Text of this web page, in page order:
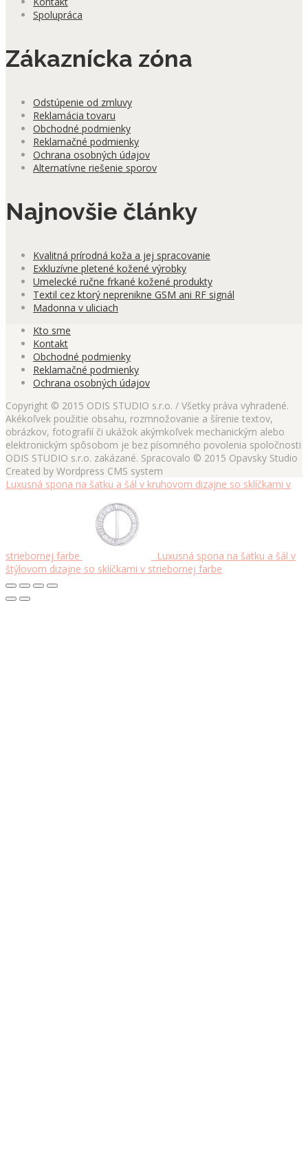
Spolupráca
Zákaznícka zóna
Odstúpenie od zmluvy
Reklamácia tovaru
Obchodné podmienky
Reklamačné podmienky
Ochrana osobných údajov
Alternatívne riešenie sporov
Najnovšie články
Kvalitná prírodná koža a jej spracovanie
Exkluzívne pletené kožené výrobky
Umelecké ručne frkané kožené produkty
Textil cez ktorý neprenikne GSM ani RF signál
Madonna v uliciach
Kto sme
Kontakt
Obchodné podmienky
Reklamačné podmienky
Ochrana osobných údajov
Copyright © 2015 ODIS STUDIO s.r.o. / Všetky práva vyhradené.
Akékoľvek použitie obsahu, rozmnožovanie a šírenie textov,
obrázkov, fotografií či ukážok akýmkoľvek mechanickým alebo
elektronickým spôsobom je bez písomného povolenia spoločnosti
ODIS STUDIO s.r.o. zakázané. Spracovalo © 2015 Opavsky Studio
Created by Wordpress CMS system
Luxusná spona na šatku a šál v kruhovom dizajne so sklíčkami v
striebornej farbe
Luxusná spona na šatku a šál v
štýlovom dizajne so sklíčkami v striebornej farbe